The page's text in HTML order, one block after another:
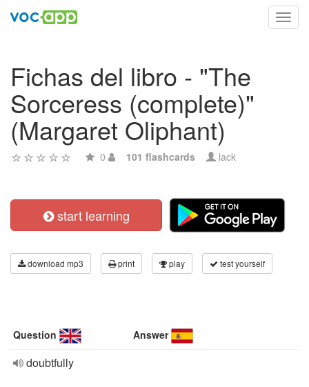
Fichas del libro - "The
Sorceress (complete)"
(Margaret Oliphant)
0 101 flashcards lack
start learning
download mp3 print play test yourself
Question Answer
doubtfully